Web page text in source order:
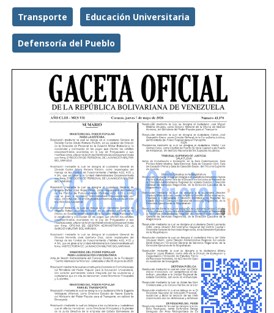
Transporte Educación Universitaria
Defensoría del Pueblo